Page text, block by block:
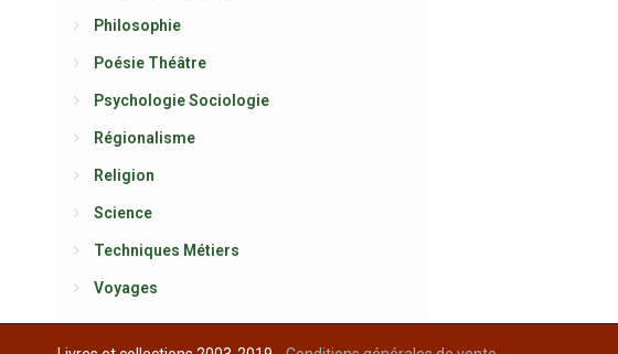
Philosophie
Poésie Théâtre
Psychologie Sociologie
Régionalisme
Religion
Science
Techniques Métiers
Voyages